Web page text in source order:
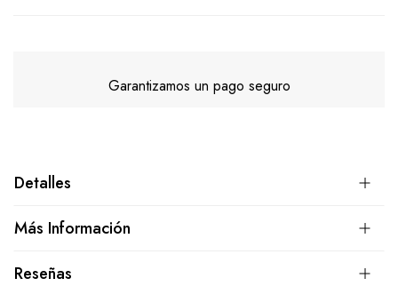
Garantizamos un pago seguro
Detalles
Más Información
Reseñas